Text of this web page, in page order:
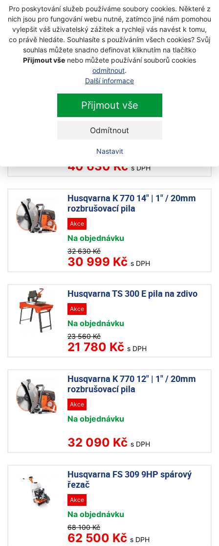
Pro poskytování služeb používáme soubory cookies. Některé z
nich jsou pro fungování webu nutné, zatímco jiné nám pomohou
vylepšit váš uživatelský zážitek a rychleji vás navést k tomu,
co právě hledáte. Souhlasíte s používáním všech cookies? Svůj
souhlas můžete snadno definovat kliknutím na tlačítko
Přijmout vše nebo můžete používání souborů cookies
odmítnout.
Další informace
Přijmout vše
Odmítnout
Nastavit
Husqvarna K 7000 400mm/16"
rozbrušovací pila
Na objednávku
103 465 Kč
93 120 Kč
Husqvarna TS 400 F 3HP pila na
zdivo
44 160 Kč
40 630 Kč s DPH
Husqvarna K 770 14" | 1" / 20mm
rozbrušovací pila
Akce
Na objednávku
32 630 Kč
30 999 Kč s DPH
Husqvarna TS 300 E pila na zdivo
Akce
Na objednávku
23 560 Kč
21 780 Kč s DPH
Husqvarna K 770 12" | 1" / 20mm
rozbrušovací pila
Akce
Na objednávku
32 090 Kč s DPH
Husqvarna FS 309 9HP spárový
řezač
Akce
Na objednávku
68 100 Kč
62 500 Kč s DPH